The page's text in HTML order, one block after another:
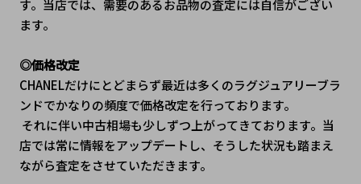
す。当店では、需要のあるお品物の査定には自信がござい
ます。
◎価格改定
CHANELだけにとどまらず最近は多くのラグジュアリーブラ
ンドでかなりの頻度で価格改定を行っております。
店では常に情報をアップデートし、そうした状況も踏まえ
ながら査定をさせていただきます。